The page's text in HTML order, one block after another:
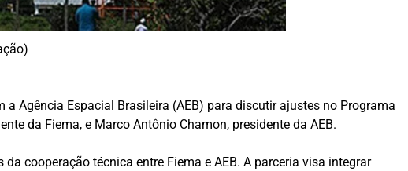
Agência Espacial Brasileira (AEB) para discutir ajustes no Programa
da Fiema, e Marco Antônio Chamon, presidente da AEB.
cooperação técnica entre Fiema e AEB. A parceria visa integrar